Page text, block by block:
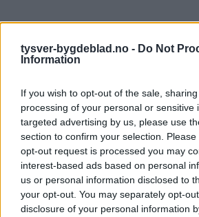
tysver-bygdeblad.no - Do Not
Information
If you wish to opt-out of the sale,
processing of your personal or sensitive
targeted advertising by us, please use
section to confirm your selection.
opt-out request is processed you may
interest-based ads based on personal
us or personal information disclosed to
your opt-out. You may separately opt-
disclosure of your personal information